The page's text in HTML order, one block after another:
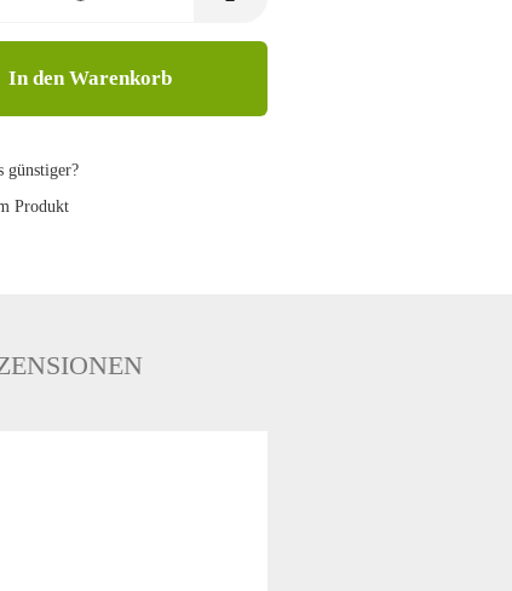
In den Warenkorb
günstiger?
Produkt